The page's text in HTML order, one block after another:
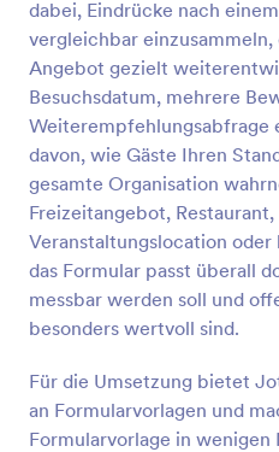
dabei, Eindrücke nach
vergleichbar
Angebot gezielt
Besuchsdatum, mehrere
Weiterempfehlungsabfrage
davon, wie Gäste Ihren
gesamte Organisation
Freizeitangebot,
Veranstaltungslocation
das Formular passt überall
messbar werden soll und
besonders wertvoll sind.
Für die Umsetzung bietet
an Formularvorlagen und
Formularvorlage in wenigen